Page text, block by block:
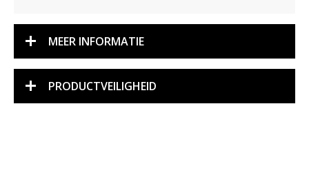
MEER INFORMATIE
PRODUCTVEILIGHEID